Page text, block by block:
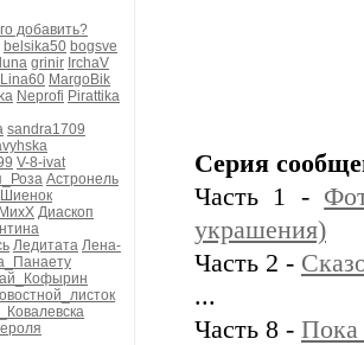
добавить?
belsika50 bogsve
grinir IrchaV
Lina60 MargoBik
Neprofi Pirattika
sandra1709
V-8-ivat
Астронель
Диаскоп
Ледитата Лена-
Серия
Часть 1 -
украшения)
Часть 2 -
...
Часть 8 - Пока